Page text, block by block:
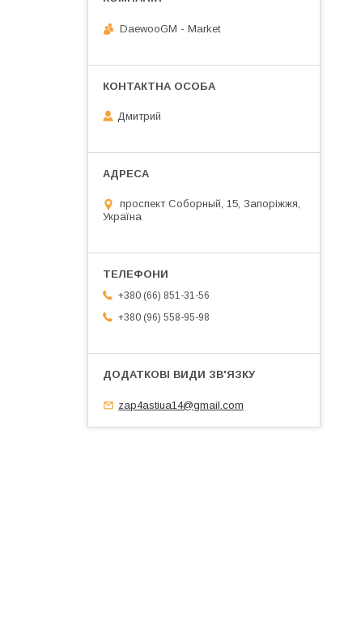
DaewooGM - Market
Дмитрий
проспект Соборный, 15, Запоріжжя,
Україна
+380 (66) 851-31-56
+380 (96) 558-95-98
zap4astiua14@gmail.com